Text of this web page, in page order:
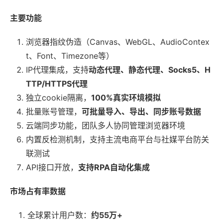
主要功能
浏览器指纹伪造（Canvas、WebGL、AudioContex
t、Font、Timezone等）
IP代理集成，支持动态代理、静态代理、Socks5、H
TTP/HTTPS代理
独立cookie隔离， 100%真实环境模拟
批量账号管理， 可批量导入、导出、同步账号数据
云端同步功能，团队多人协同管理浏览器环境
内置反检测机制，支持主流电商平台与社媒平台防关
联测试
API接口开放， 支持RPA自动化集成
市场占有率数据
全球累计用户数： 约55万+